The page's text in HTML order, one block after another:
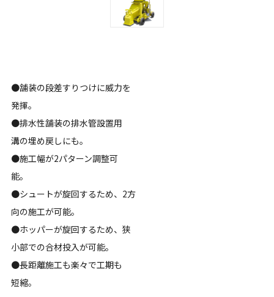
●舗装の段差すりつけに威力を
発揮。
●排水性舗装の排水管設置用
溝の埋め戻しにも。
●施工幅が2パターン調整可
能。
●シュートが旋回するため、2方
向の施工が可能。
●ホッパーが旋回するため、狭
小部での合材投入が可能。
●長距離施工も楽々で工期も
短縮。